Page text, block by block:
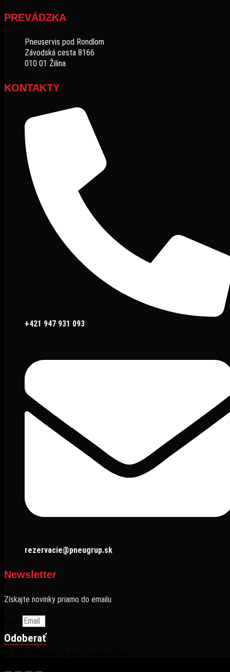
PREVÁDZKA
Pneuservis pod Rondlom
Závodská cesta 8166
010 01 Žilina
KONTAKTY
+421 947 931 093
rezervacie@pneugrup.sk
Newsletter
Získajte novinky priamo do emailu
Odoberať